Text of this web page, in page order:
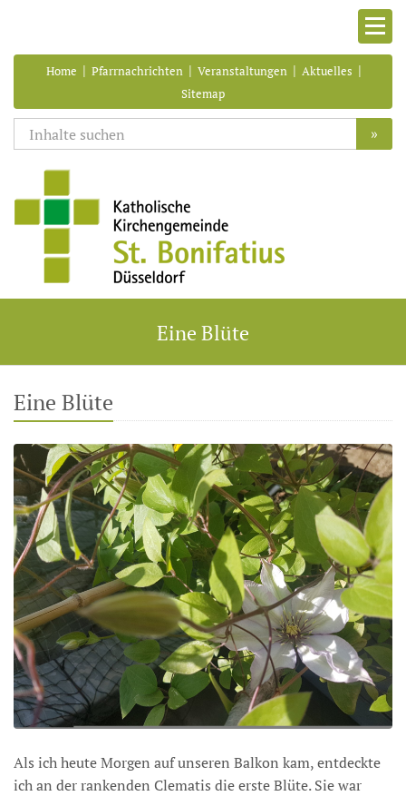
Home | Pfarrnachrichten | Veranstaltungen | Aktuelles |
Sitemap
»
Eine Blüte
Eine Blüte
Als ich heute Morgen auf unseren Balkon kam, entdeckte
ich an der rankenden Clematis die erste Blüte. Sie war